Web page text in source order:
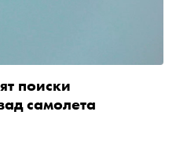
поиски
самолета